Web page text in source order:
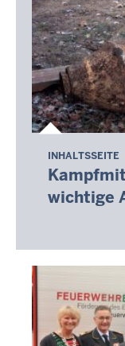
INHALTSSEITE
wichtige